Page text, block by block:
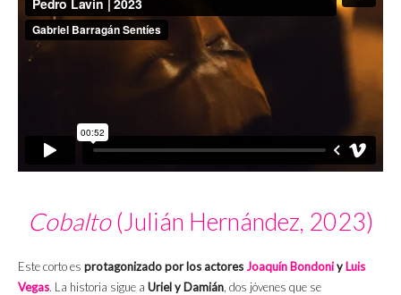
Cobalto(Julián Hernández, 2023)
Este corto es protagonizado por los actores Joaquín Bondoniy Luis
Vegas. La historia sigue a Uriel y Damián , dos jóvenes que se